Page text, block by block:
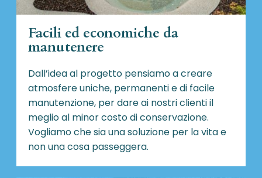
Facili ed economiche da
manutenere
Dall’idea al progetto pensiamo a creare
atmosfere uniche, permanenti e di facile
manutenzione, per dare ai nostri clienti il
meglio al minor costo di conservazione.
Vogliamo che sia una soluzione per la vita e
non una cosa passeggera.